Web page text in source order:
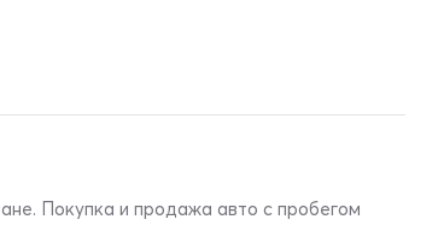
Покупка и продажа авто с пробегом